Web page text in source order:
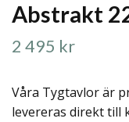
Abstrakt
2 495 kr
Våra Tygtavlor är
levereras direkt till